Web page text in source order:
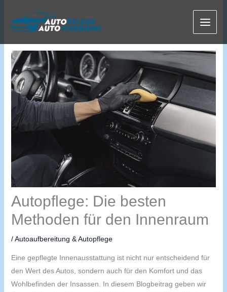
Inhalt
springen
Autopflege: Die besten
Methoden für den Innenraum
/Autoaufbereitung & Autopflege
Eine gepflegte Innenausstattung ist nicht nur entscheidend für
den Wert des Autos, sondern auch für den Komfort und das
Wohlbefinden der Insassen. In diesem Blogbeitrag geben wir